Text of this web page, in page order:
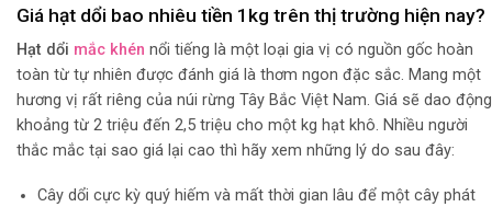
Giá hạt dổi bao nhiêu tiền 1kg trên thị trường hiện nay?
Hạt dổi mắc khén nổi tiếng là một loại gia vị có nguồn gốc hoàn
toàn từ tự nhiên được đánh giá là thơm ngon đặc sắc. Mang một
hương vị rất riêng của núi rừng Tây Bắc Việt Nam. Giá sẽ dao động
khoảng từ 2 triệu đến 2,5 triệu cho một kg hạt khô. Nhiều người
thắc mắc tại sao giá lại cao thì hãy xem những lý do sau đây:
Cây dổi cực kỳ quý hiếm và mất thời gian lâu để một cây phát